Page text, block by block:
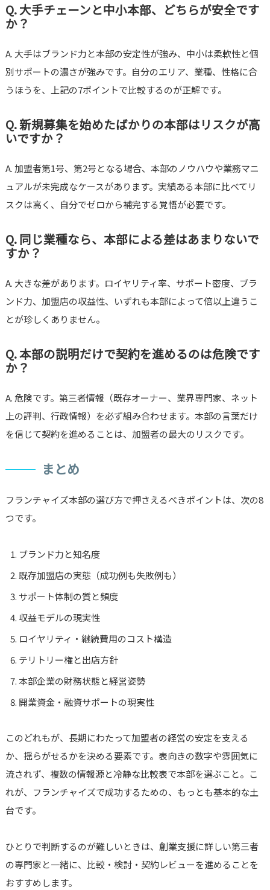
Q. 大手チェーンと中小本部、どちらが安全です
か？
A. 大手はブランド力と本部の安定性が強み、中小は柔軟性と個
別サポートの濃さが強みです。自分のエリア、業種、性格に合
うほうを、上記の7ポイントで比較するのが正解です。
Q. 新規募集を始めたばかりの本部はリスクが高
いですか？
A. 加盟者第1号、第2号となる場合、本部のノウハウや業務マニ
ュアルが未完成なケースがあります。実績ある本部に比べてリ
スクは高く、自分でゼロから補完する覚悟が必要です。
Q. 同じ業種なら、本部による差はあまりないで
すか？
A. 大きな差があります。ロイヤリティ率、サポート密度、ブラ
ンド力、加盟店の収益性、いずれも本部によって倍以上違うこ
とが珍しくありません。
Q. 本部の説明だけで契約を進めるのは危険です
か？
A. 危険です。第三者情報（既存オーナー、業界専門家、ネット
上の評判、行政情報）を必ず組み合わせます。本部の言葉だけ
を信じて契約を進めることは、加盟者の最大のリスクです。
まとめ
フランチャイズ本部の選び方で押さえるべきポイントは、次の8
つです。
ブランド力と知名度
既存加盟店の実態（成功例も失敗例も）
サポート体制の質と頻度
収益モデルの現実性
ロイヤリティ・継続費用のコスト構造
テリトリー権と出店方針
本部企業の財務状態と経営姿勢
開業資金・融資サポートの現実性
このどれもが、長期にわたって加盟者の経営の安定を支える
か、揺らがせるかを決める要素です。表向きの数字や雰囲気に
流されず、複数の情報源と冷静な比較表で本部を選ぶこと。こ
れが、フランチャイズで成功するための、もっとも基本的な土
台です。
ひとりで判断するのが難しいときは、創業支援に詳しい第三者
の専門家と一緒に、比較・検討・契約レビューを進めることを
おすすめします。